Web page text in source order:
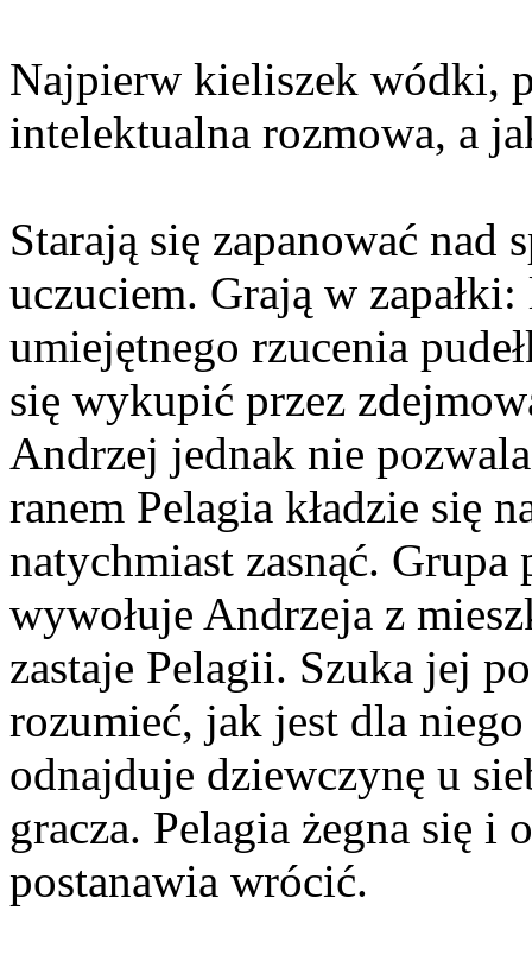
Najpierw kieliszek wódki,
intelektualna rozmowa, a
Starają się zapanować nad
uczuciem. Grają w
umiejętnego rzucenia
się wykupić przez
Andrzej jednak nie
ranem Pelagia kładzie się
natychmiast zasnąć.
wywołuje Andrzeja z
zastaje Pelagii. Szuka jej
rozumieć, jak jest dla
odnajduje dziewczynę u
gracza. Pelagia żegna się i
postanawia wrócić.